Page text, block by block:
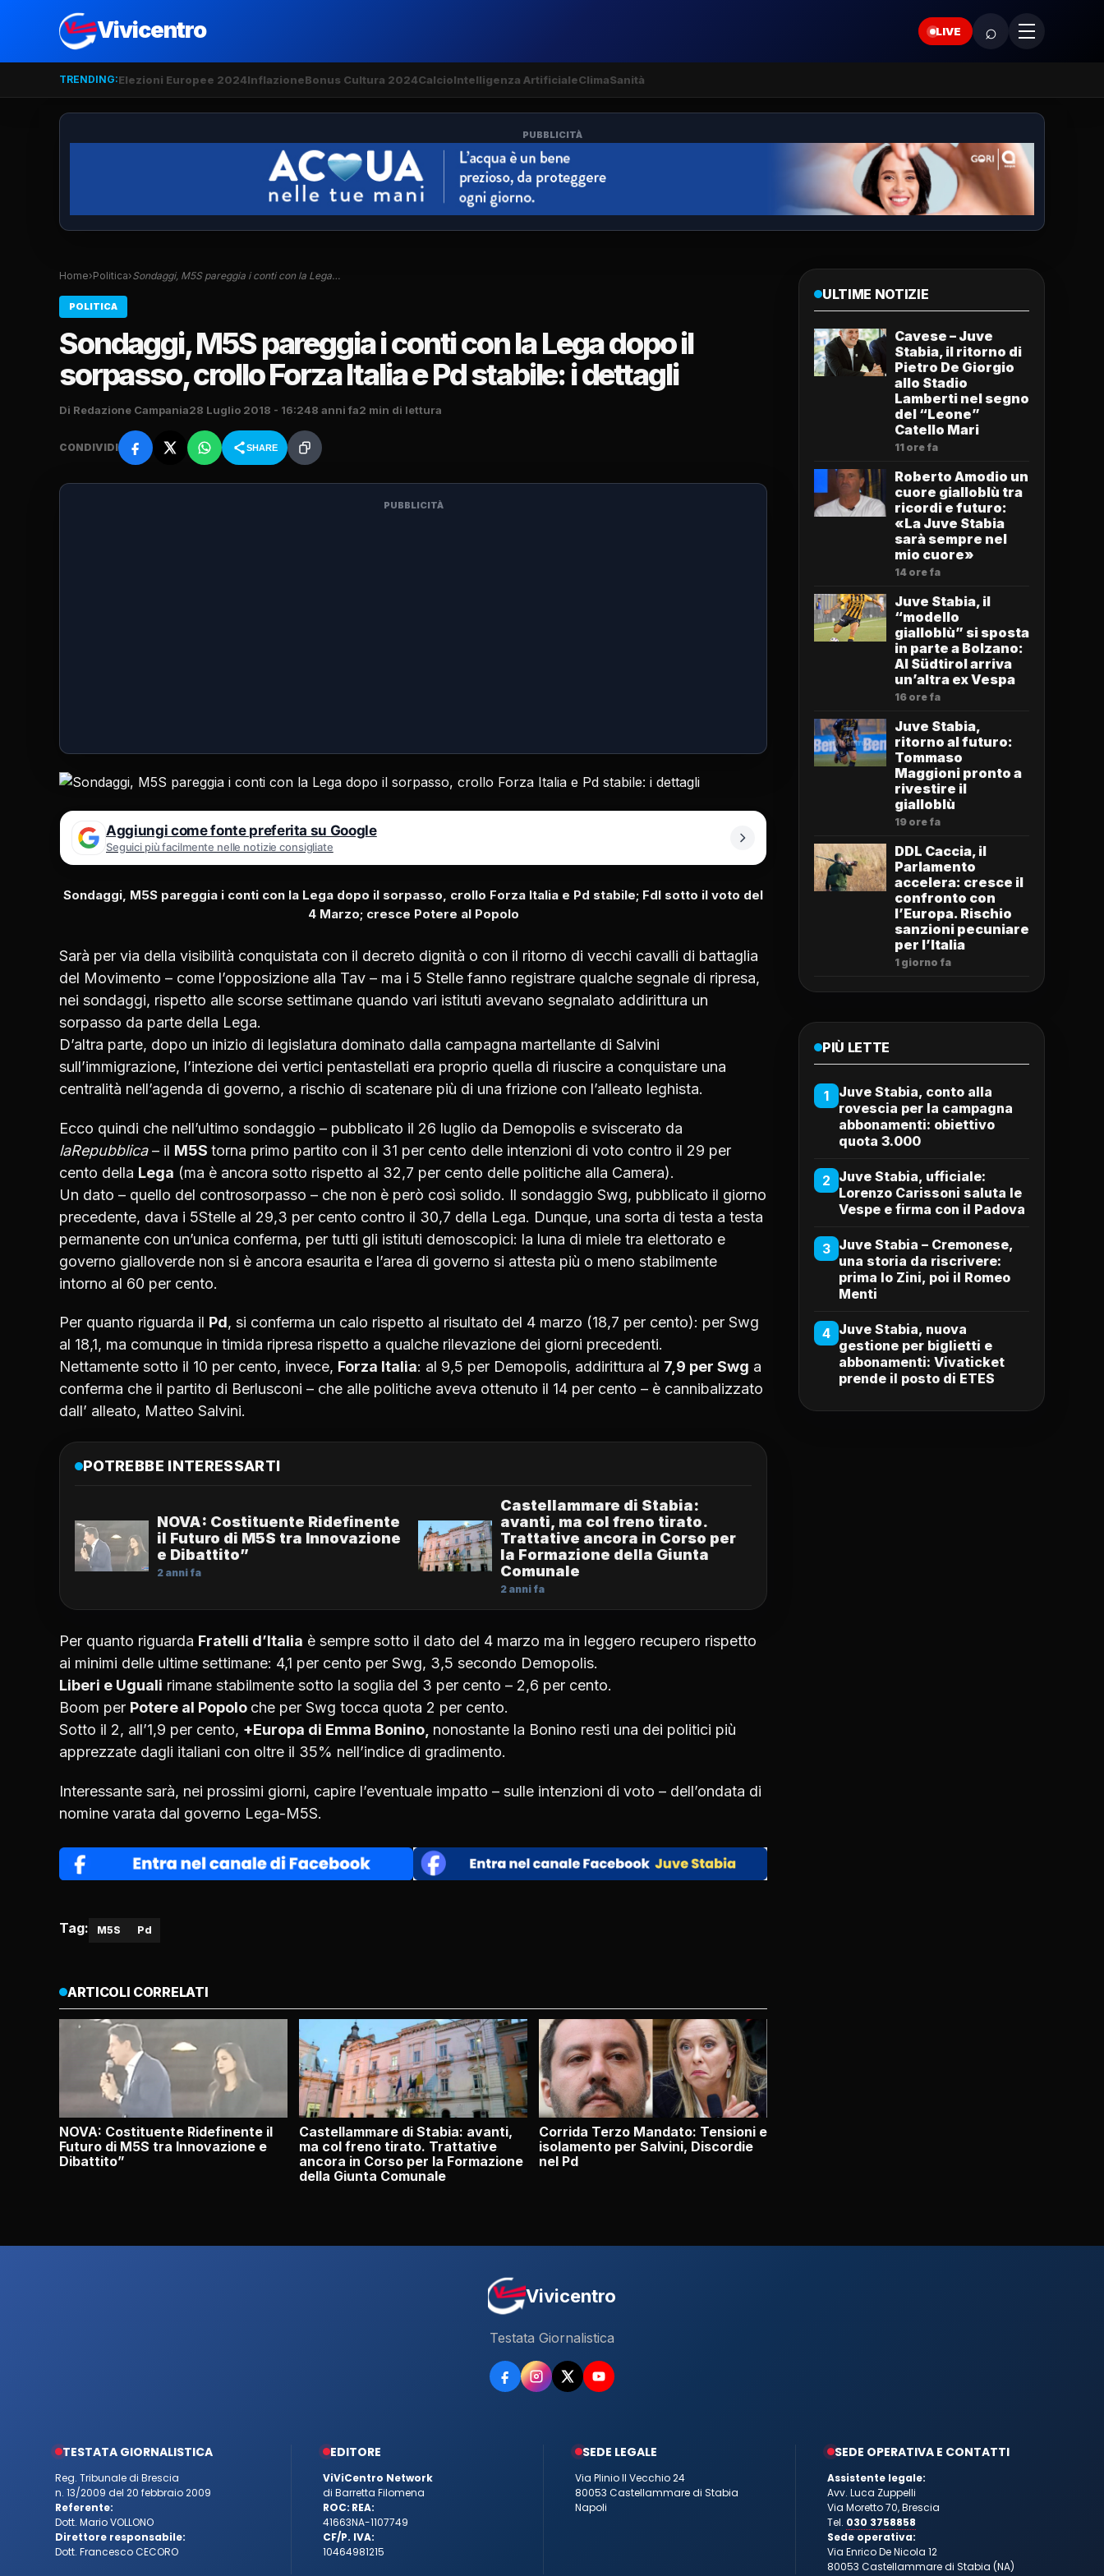
Vivicentro LIVE ⌕
TRENDING:Elezioni Europee 2024InflazioneBonus Cultura 2024CalcioIntelligenza ArtificialeClimaSanità
PUBBLICITÀ
Home›Politica›Sondaggi, M5S pareggia i conti con la Lega…
POLITICA
Sondaggi, M5S pareggia i conti con la Lega dopo il
sorpasso, crollo Forza Italia e Pd stabile: i dettagli
Di Redazione Campania28 Luglio 2018 - 16:248 anni fa2 min di lettura
CONDIVIDI SHARE
PUBBLICITÀ
Aggiungi come fonte preferita su Google
Seguici più facilmente nelle notizie consigliate
Sondaggi, M5S pareggia i conti con la Lega dopo il sorpasso, crollo Forza Italia e Pd stabile; FdI sotto il voto del
4 Marzo; cresce Potere al Popolo
Sarà per via della visibilità conquistata con il decreto dignità o con il ritorno di vecchi cavalli di battaglia
del Movimento – come l’opposizione alla Tav – ma i 5 Stelle fanno registrare qualche segnale di ripresa,
nei sondaggi, rispetto alle scorse settimane quando vari istituti avevano segnalato addirittura un
sorpasso da parte della Lega.
D’altra parte, dopo un inizio di legislatura dominato dalla campagna martellante di Salvini
sull’immigrazione, l’intezione dei vertici pentastellati era proprio quella di riuscire a conquistare una
centralità nell’agenda di governo, a rischio di scatenare più di una frizione con l’alleato leghista.
Ecco quindi che nell’ultimo sondaggio – pubblicato il 26 luglio da Demopolis e sviscerato da
laRepubblica– il M5S torna primo partito con il 31 per cento delle intenzioni di voto contro il 29 per
cento della Lega (ma è ancora sotto rispetto al 32,7 per cento delle politiche alla Camera).
Un dato – quello del controsorpasso – che non è però così solido. Il sondaggio Swg, pubblicato il giorno
precedente, dava i 5Stelle al 29,3 per cento contro il 30,7 della Lega. Dunque, una sorta di testa a testa
permanente con un’unica conferma, per tutti gli istituti demoscopici: la luna di miele tra elettorato e
governo gialloverde non si è ancora esaurita e l’area di governo si attesta più o meno stabilmente
intorno al 60 per cento.
Per quanto riguarda il Pd, si conferma un calo rispetto al risultato del 4 marzo (18,7 per cento): per Swg
al 18,1, ma comunque in timida ripresa rispetto a qualche rilevazione dei giorni precedenti.
Nettamente sotto il 10 per cento, invece, Forza Italia: al 9,5 per Demopolis, addirittura al 7,9 per Swg a
conferma che il partito di Berlusconi – che alle politiche aveva ottenuto il 14 per cento – è cannibalizzato
dall’ alleato, Matteo Salvini.
POTREBBE INTERESSARTI
NOVA: Costituente Ridefinente
il Futuro di M5S tra Innovazione
e Dibattito”
2 anni fa
Castellammare di Stabia:
avanti, ma col freno tirato.
Trattative ancora in Corso per
la Formazione della Giunta
Comunale
2 anni fa
Per quanto riguarda Fratelli d’Italia è sempre sotto il dato del 4 marzo ma in leggero recupero rispetto
ai minimi delle ultime settimane: 4,1 per cento per Swg, 3,5 secondo Demopolis.
Liberi e Uguali rimane stabilmente sotto la soglia del 3 per cento – 2,6 per cento.
Boom per Potere al Popolo che per Swg tocca quota 2 per cento.
Sotto il 2, all’1,9 per cento, +Europa di Emma Bonino, nonostante la Bonino resti una dei politici più
apprezzate dagli italiani con oltre il 35% nell’indice di gradimento.
Interessante sarà, nei prossimi giorni, capire l’eventuale impatto – sulle intenzioni di voto – dell’ondata di
nomine varata dal governo Lega-M5S.
Tag: M5S Pd
ARTICOLI CORRELATI
NOVA: Costituente Ridefinente il
Futuro di M5S tra Innovazione e
Dibattito”
Castellammare di Stabia: avanti,
ma col freno tirato. Trattative
ancora in Corso per la Formazione
della Giunta Comunale
Corrida Terzo Mandato: Tensioni e
isolamento per Salvini, Discordie
nel Pd
ULTIME NOTIZIE
Cavese – Juve
Stabia, il ritorno di
Pietro De Giorgio
allo Stadio
Lamberti nel segno
del “Leone”
Catello Mari
11 ore fa
Roberto Amodio un
cuore gialloblù tra
ricordi e futuro:
«La Juve Stabia
sarà sempre nel
mio cuore»
14 ore fa
Juve Stabia, il
“modello
gialloblù” si sposta
in parte a Bolzano:
Al Südtirol arriva
un’altra ex Vespa
16 ore fa
Juve Stabia,
ritorno al futuro:
Tommaso
Maggioni pronto a
rivestire il
gialloblù
19 ore fa
DDL Caccia, il
Parlamento
accelera: cresce il
confronto con
l’Europa. Rischio
sanzioni pecuniare
per l’Italia
1 giorno fa
PIÙ LETTE
1
Juve Stabia, conto alla
rovescia per la campagna
abbonamenti: obiettivo
quota 3.000
2 Juve Stabia, ufficiale:
Lorenzo Carissoni saluta le
Vespe e firma con il Padova
3 Juve Stabia – Cremonese,
una storia da riscrivere:
prima lo Zini, poi il Romeo
Menti
4 Juve Stabia, nuova
gestione per biglietti e
abbonamenti: Vivaticket
prende il posto di ETES
Vivicentro
Testata Giornalistica
TESTATA GIORNALISTICA
Reg. Tribunale di Brescia
n. 13/2009 del 20 febbraio 2009
Referente:
Dott. Mario VOLLONO
Direttore responsabile:
Dott. Francesco CECORO
EDITORE
ViViCentro Network
di Barretta Filomena
ROC:
41663
REA:
NA-1107749
CF/P. IVA:
10464981215
SEDE LEGALE
Via Plinio Il Vecchio 24
80053 Castellammare di Stabia
Napoli
SEDE OPERATIVA E CONTATTI
Assistente legale:
Avv. Luca Zuppelli
Via Moretto 70, Brescia
Tel. 030 3758858
Sede operativa:
Via Enrico De Nicola 12
80053 Castellammare di Stabia (NA)